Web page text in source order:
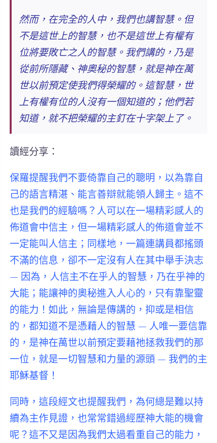
然而，在完全的人中，我們也講智慧。但
不是這世上的智慧，也不是這世上有權有
位將要敗亡之人的智慧。我們講的，乃是
從前所隱藏、神奧秘的智慧，就是神在萬
世以前預定使我們得榮耀的。這智慧，世
上有權有位的人沒有一個知道的；他們若
知道，就不把榮耀的主釘在十字架上了。
讀經分享：
保羅提醒我們不要倚靠自己的聰明 ，以為靠自
己的語言精湛、能言善辯就能領人歸主。這不
也是我們的經驗嗎？人可以在一場精彩感人的
佈道會中信主，但一場精彩感人的佈道會並不
一定能叫人信主；同樣地，一篇連講員都搖頭
不滿的信息，卻不一定沒有人在其中舉手決志
— 因為， 人信主不在乎人的智慧，乃在乎神的
大能； 能讓神的奧秘進入人心的，只有靠聖靈
的能力！ 如此，無論是傳講的，抑或是相信
的，都知道不是憑藉人的智慧 — 人唯一要信靠
的，是神在萬世以前預定要藉祂拯救我們的那
一位，就是一切智慧和力量的源頭 — 我們的主
耶穌基督！
同時，這段經文也提醒我們，為何總是難以持
續為主作見證，也常常錯過經歷神大能的機會
呢？這不又是因為我們太過看重自己的能力，